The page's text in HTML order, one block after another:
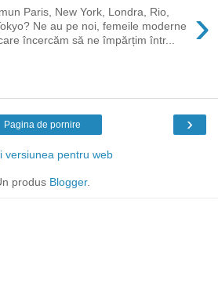
›
Paris, New York, Londra, Rio,
Ne au pe noi, femeile moderne
încercăm să ne împărțim într...
›
Pagina de pornire
versiunea pentru web
produs Blogger.